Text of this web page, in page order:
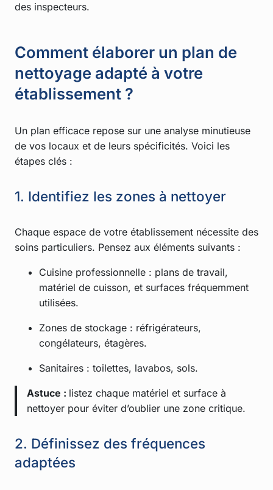
des inspecteurs.
Comment élaborer un plan de
nettoyage adapté à votre
établissement ?
Un plan efficace repose sur une analyse minutieuse
de vos locaux et de leurs spécificités. Voici les
étapes clés :
1. Identifiez les zones à nettoyer
Chaque espace de votre établissement nécessite des
soins particuliers. Pensez aux éléments suivants :
Cuisine professionnelle : plans de travail,
matériel de cuisson, et surfaces fréquemment
utilisées.
Zones de stockage : réfrigérateurs,
congélateurs, étagères.
Sanitaires : toilettes, lavabos, sols.
Astuce : listez chaque matériel et surface à
nettoyer pour éviter d’oublier une zone critique.
2. Définissez des fréquences
adaptées